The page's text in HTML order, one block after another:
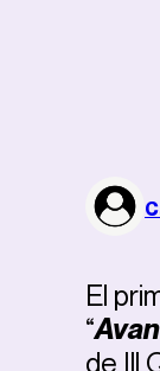
El
“
de Ill